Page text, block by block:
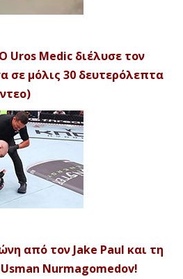
Uros Medic διέλυσε τον
σε μόλις 30 δευτερόλεπτα
από τον Jake Paul και τη
Nurmagomedov!